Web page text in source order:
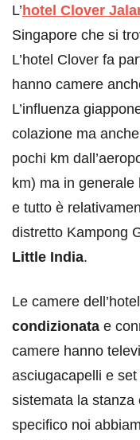
L’hotel Clover
Singapore che si
L’hotel Clover fa
hanno camere
L’influenza
colazione ma
pochi km
km) ma in
e tutto è
distretto Kampong
Little India.
Le camere
condizionata e
camere hanno
asciugacapelli e
sistemata la stanza
specifico noi